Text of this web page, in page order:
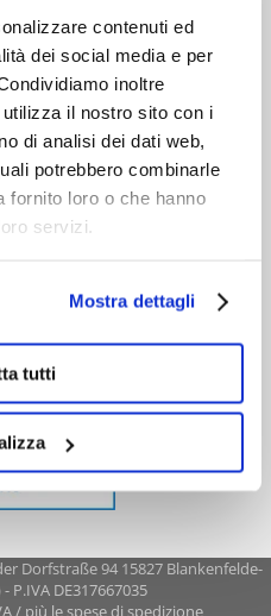
contenuti ed
dei social media e per
inoltre
il nostro sito con i
di analisi dei dati web,
potrebbero combinarle
fornito loro o che hanno
servizi.
Mostra dettagli
tutti
Dorfstraße 94 15827 Blankenfelde-
P.IVA DE317667035
/ più le spese di spedizione